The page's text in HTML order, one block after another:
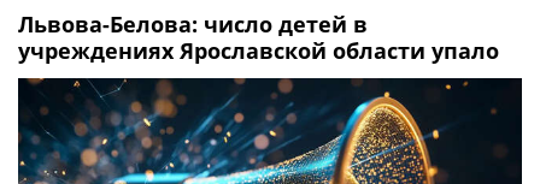
Львова-Белова: число детей в
учреждениях Ярославской области упало